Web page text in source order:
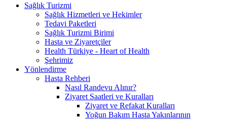
Sağlık Turizmi
Sağlık Hizmetleri ve Hekimler
Tedavi Paketleri
Sağlık Turizmi Birimi
Hasta ve Ziyaretçiler
Health Türkiye - Heart of Health
Şehrimiz
Yönlendirme
Hasta Rehberi
Nasıl Randevu Alınır?
Ziyaret Saatleri ve Kuralları
Ziyaret ve Refakat Kuralları
Yoğun Bakım Hasta Yakınlarının